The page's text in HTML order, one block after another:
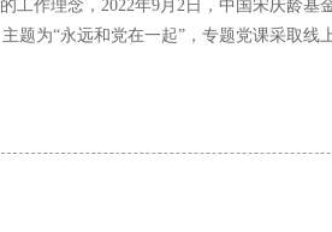
工作理念，2022年9月2日，中国宋庆龄基
题为“永远和党在一起”，专题党课采取线